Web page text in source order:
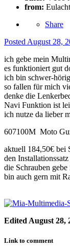
from:
Share
Posted August 28,
ich gebe mein
es funktioniert gut
ich bin schwer-
so fallen für mich
denke die
Navi Funktion ist
ich nutze da lieber
607100M Moto
aktuell 184,50€ bei
den
die Schrauben
bin auch gern mit
Edited August 28,
Link to comment